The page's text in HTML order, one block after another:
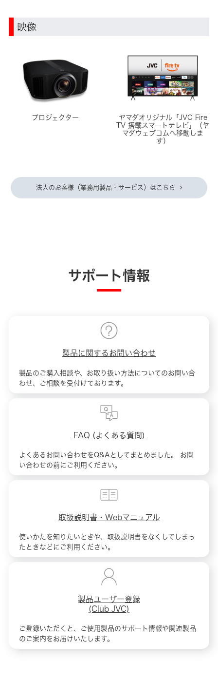
映像
プロジェクター
ヤマダオリジナル「JVC Fire
TV 搭載スマートテレビ」（ヤ
マダウェブコムへ移動しま
す）
法人のお客様（業務用製品・サービス）はこちら
サポート情報
製品に関するお問い合わせ
製品のご購入相談や、お取り扱い方法についてのお問い合
わせ、ご相談を受付けております。
FAQ (よくある質問)
よくあるお問い合わせをQ&Aとしてまとめました。 お問
い合わせの前にご利用ください。
取扱説明書・Webマニュアル
使いかたを知りたいときや、取扱説明書をなくしてしまっ
たときなどにご利用ください。
製品ユーザー登録
(Club JVC)
ご登録いただくと、ご使用製品のサポート情報や関連製品
のご案内をお届けいたします。